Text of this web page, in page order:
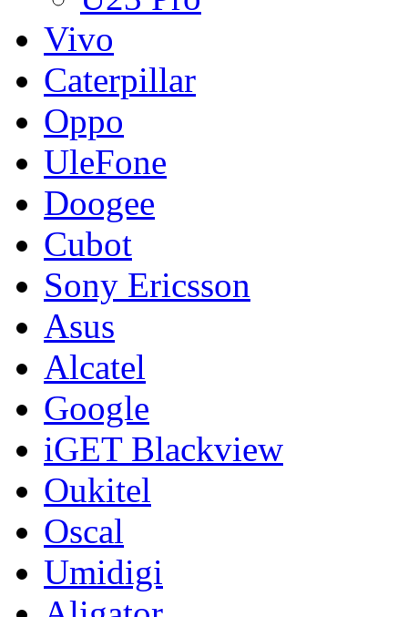
Vivo
Caterpillar
Oppo
UleFone
Doogee
Cubot
Sony Ericsson
Asus
Alcatel
Google
iGET Blackview
Oukitel
Oscal
Umidigi